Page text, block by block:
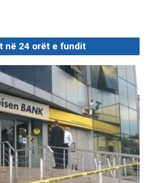
në 24 orët e fundit